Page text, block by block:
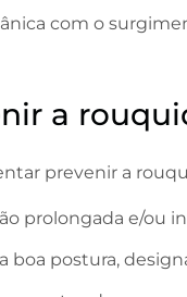
com o
a
prevenir a
prolongada e/ou
boa postura,